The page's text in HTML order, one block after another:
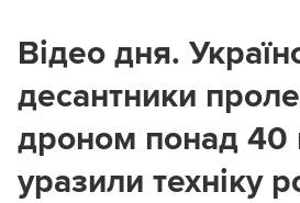
Відео дня.
десантники
дроном понад 40
уразили техніку